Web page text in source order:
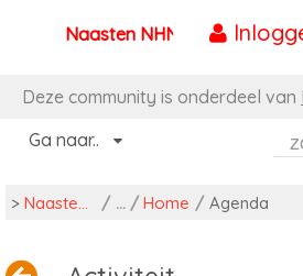
Naar content
Naasten NHN
Deze community is onderdeel van
Ga naar..
> Naasten NHN / Home / Agenda